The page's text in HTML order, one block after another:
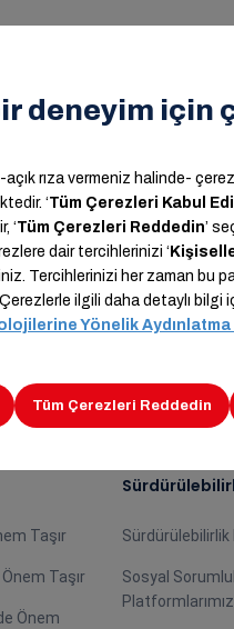
Taşır
Taşır
Önem
Sürdürülebilirlik
Sosyal
Platformlarımız